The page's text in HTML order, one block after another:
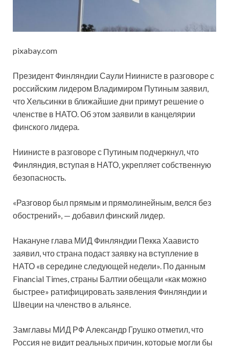
pixabay.com
Президент Финляндии Саули Ниинисте в разговоре с
российским лидером Владимиром Путиным заявил,
что Хельсинки в ближайшие дни примут решение о
членстве в НАТО. Об этом заявили в канцелярии
финского лидера.
Ниинисте в разговоре с Путиным подчеркнул, что
Финляндия, вступая в НАТО, укрепляет собственную
безопасность.
«Разговор был прямым и прямолинейным, велся без
обострений», — добавил финский лидер.
Накануне глава МИД Финляндии Пекка Хаависто
заявил, что страна подаст заявку на вступление в
НАТО «в середине следующей недели». По данным
Financial Times, страны Балтии обещали «как можно
быстрее» ратифицировать заявления Финляндии и
Швеции на членство в альянсе.
Замглавы МИД РФ Александр Грушко отметил, что
Россия не видит реальных причин, которые могли бы